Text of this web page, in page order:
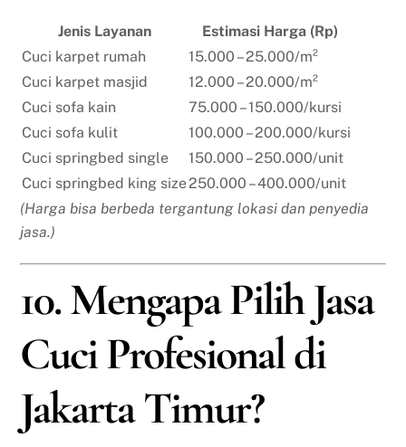
Jenis Layanan
Estimasi Harga (Rp)
Cuci karpet rumah
15.000 – 25.000/m²
Cuci karpet masjid
12.000 – 20.000/m²
Cuci sofa kain
75.000 – 150.000/kursi
Cuci sofa kulit
100.000 – 200.000/kursi
Cuci springbed single
150.000 – 250.000/unit
Cuci springbed king size250.000 – 400.000/unit
(Harga bisa berbeda tergantung lokasi dan penyedia
jasa.)
10. Mengapa Pilih Jasa
Cuci Profesional di
Jakarta Timur?